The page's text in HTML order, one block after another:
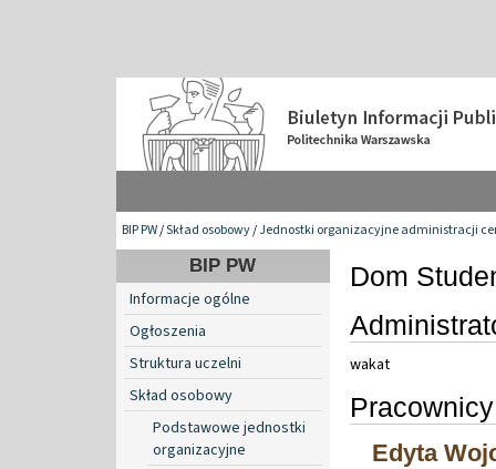
BIP PW/Skład osobowy/Jednostki organizacyjne administracji
BIP PW
Informacje ogólne
Ogłoszenia
Struktura uczelni
Skład osobowy
Podstawowe jednostki
organizacyjne
Dom
wakat
Edyta